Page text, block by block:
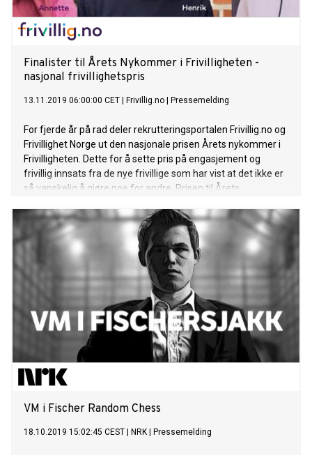
Finalister til Årets Nykommer i Frivilligheten -
nasjonal frivillighetspris
13.11.2019 06:00:00 CET Frivillig.no Pressemelding
For fjerde år på rad deler rekrutteringsportalen Frivillig.no og
Frivillighet Norge ut den nasjonale prisen Årets nykommer i
Frivilligheten. Dette for å sette pris på engasjement og
frivillig innsats fra de nye frivillige som har vist at det ikke er
så vanskelig å gjøre noe for andre. Prisen til Årets
Norge, på Frivillighetens dag på Sentralen i Oslo 5. Desember
VM i Fischer Random Chess
18.10.2019 15:02:45 CEST NRK Pressemelding